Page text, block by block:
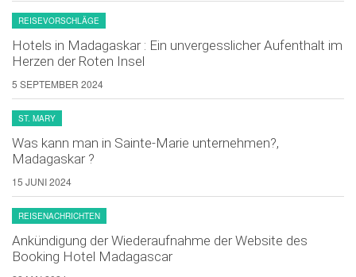
REISEVORSCHLÄGE
Hotels in Madagaskar : Ein unvergesslicher Aufenthalt im
Herzen der Roten Insel
5 SEPTEMBER 2024
ST. MARY
Was kann man in Sainte-Marie unternehmen?,
Madagaskar ?
15 JUNI 2024
REISENACHRICHTEN
Ankündigung der Wiederaufnahme der Website des
Booking Hotel Madagascar